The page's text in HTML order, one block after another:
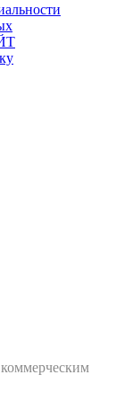
коммерческим